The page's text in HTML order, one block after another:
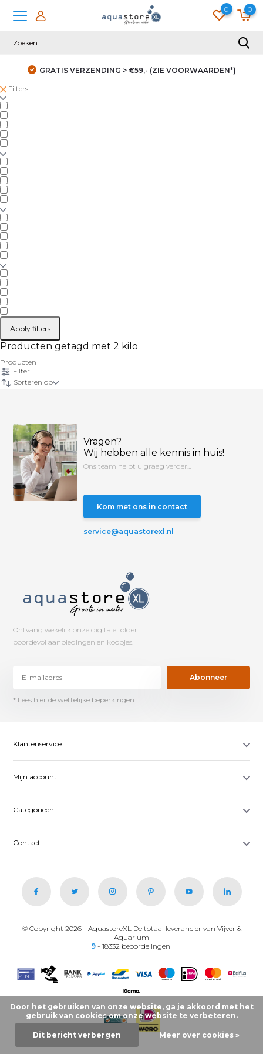
0 0
GRATIS VERZENDING > €59,- (ZIE VOORWAARDEN*)
Filters
Apply filters
Producten getagd met 2 kilo
Producten
Filter
Sorteren op
Vragen?
Wij hebben alle kennis in huis!
Ons team helpt u graag verder...
Kom met ons in contact
service@aquastorexl.nl
Ontvang wekelijk onze digitale folder
boordevol aanbiedingen en koopjes.
Abonneer
* Lees hier de wettelijke beperkingen
Klantenservice
Mijn account
Categorieën
Contact
© Copyright 2026 - AquastoreXL De totaal leverancier van Vijver &
Aquarium
9 - 18332 beoordelingen!
Door het gebruiken van onze website, ga je akkoord met het
gebruik van cookies om onze website te verbeteren.
Dit bericht verbergen Meer over cookies »